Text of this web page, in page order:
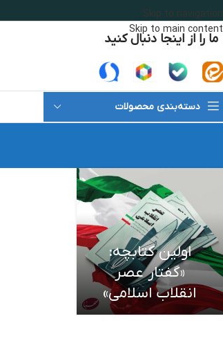
Skip to navigation
Skip to main content
ما را از اینجا دنبال کنید
دسته‌بندی محصولات
اولین کتابچه:
«گفتار عصر
انقلاب اسلامی»